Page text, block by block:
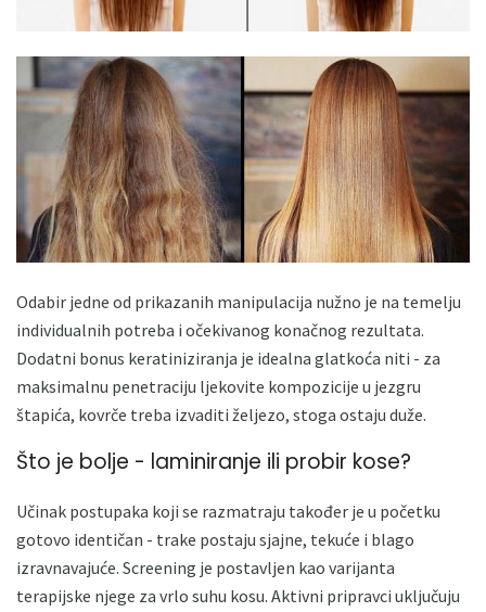
Odabir jedne od prikazanih manipulacija nužno je na temelju
individualnih potreba i očekivanog konačnog rezultata.
Dodatni bonus keratiniziranja je idealna glatkoća niti - za
maksimalnu penetraciju ljekovite kompozicije u jezgru
štapića, kovrče treba izvaditi željezo, stoga ostaju duže.
Što je bolje - laminiranje ili probir kose?
Učinak postupaka koji se razmatraju također je u početku
gotovo identičan - trake postaju sjajne, tekuće i blago
izravnavajuće. Screening je postavljen kao varijanta
terapijske njege za vrlo suhu kosu. Aktivni pripravci uključuju